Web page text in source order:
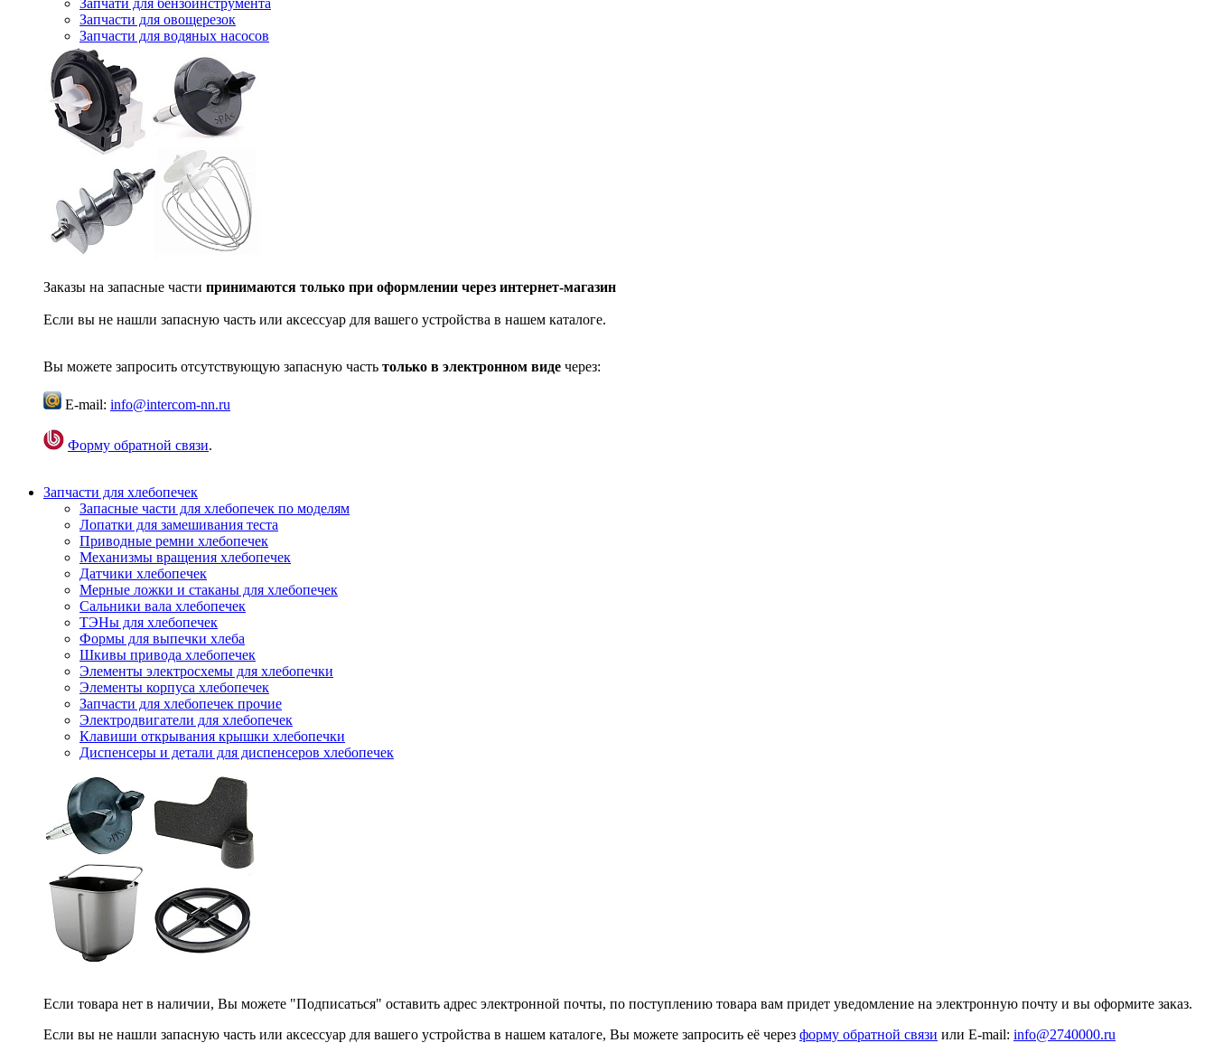
Запчати для бензоинструмента
Запчасти для овощерезок
Запчасти для водяных насосов
Заказы на запасные части принимаются только при оформлении через интернет-магазин
Если вы не нашли запасную часть или аксессуар для вашего устройства в нашем каталоге.
Вы можете запросить отсутствующую запасную часть только в электронном виде через:
E-mail: info@intercom-nn.ru
Форму обратной связи.
Запчасти для хлебопечек
Запасные части для хлебопечек по моделям
Лопатки для замешивания теста
Приводные ремни хлебопечек
Механизмы вращения хлебопечек
Датчики хлебопечек
Мерные ложки и стаканы для хлебопечек
Сальники вала хлебопечек
ТЭНы для хлебопечек
Формы для выпечки хлеба
Шкивы привода хлебопечек
Элементы электросхемы для хлебопечки
Элементы корпуса хлебопечек
Запчасти для хлебопечек прочие
Электродвигатели для хлебопечек
Клавиши открывания крышки хлебопечки
Диспенсеры и детали для диспенсеров хлебопечек
Если товара нет в наличии, Вы можете "Подписаться" оставить адрес электронной почты, по поступлению товара вам придет уведомление на электронную почту и вы оформите заказ.
Если вы не нашли запасную часть или аксессуар для вашего устройства в нашем каталоге, Вы можете запросить её через форму обратной связи или E-mail: info@2740000.ru